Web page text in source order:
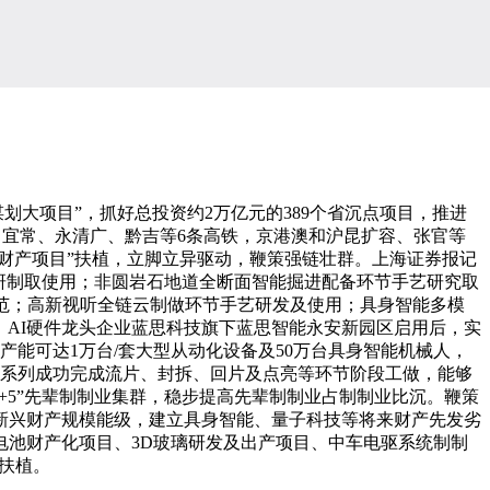
项目”，抓好总投资约2万亿元的389个省沉点项目，推进
常、永清广、黔吉等6条高铁，京港澳和沪昆扩容、张官等
产项目”扶植，立脚立异驱动，鞭策强链壮群。上海证券报记
取使用；非圆岩石地道全断面智能掘进配备环节手艺研究取
高新视听全链云制做环节手艺研发及使用；具身智能多模
硬件龙头企业蓝思科技旗下蓝思智能永安新园区启用后，实
可达1万台/套大型从动化设备及50万台具身智能机械人，
列成功完成流片、封拆、回片及点亮等环节阶段工做，能够
先辈制制业集群，稳步提高先辈制制业占制制业比沉。鞭策
财产规模能级，建立具身智能、量子科技等将来财产先发劣
财产化项目、3D玻璃研发及出产项目、中车电驱系统制制
植。